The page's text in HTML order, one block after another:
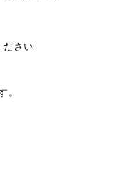
ださい
。